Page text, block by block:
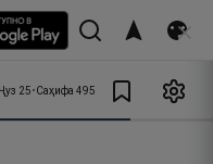
Ҷуз 25•Саҳифа 495